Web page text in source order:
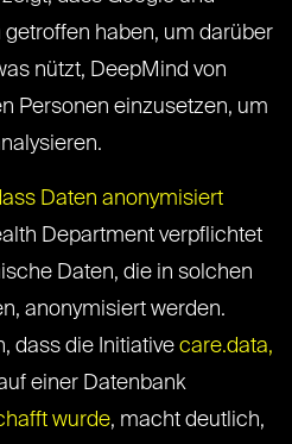
haben, um darüber
nützt, DeepMind von
Personen einzusetzen, um
Daten anonymisiert
Department verpflichtet
Daten, die in solchen
anonymisiert werden.
dass die Initiative care.data,
einer Datenbank
wurde, macht deutlich,